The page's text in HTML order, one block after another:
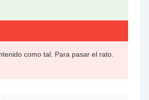
como tal. Para pasar el rato.